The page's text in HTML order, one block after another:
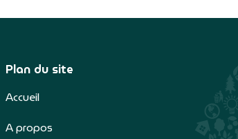
Plan du site
Accueil
A propos